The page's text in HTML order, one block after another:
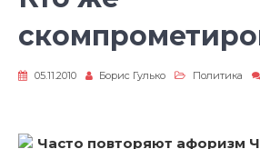
05.11.2010 Борис Гулько Политика
Часто повторяют афоризм